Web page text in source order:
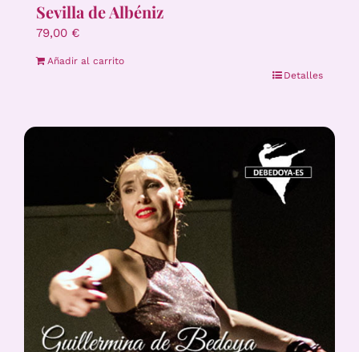
Sevilla de Albéniz
79,00 €
Añadir al carrito
Detalles